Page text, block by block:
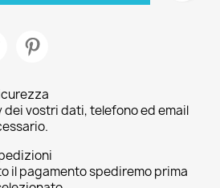
dei vostri dati, telefono ed email
il pagamento spediremo prima